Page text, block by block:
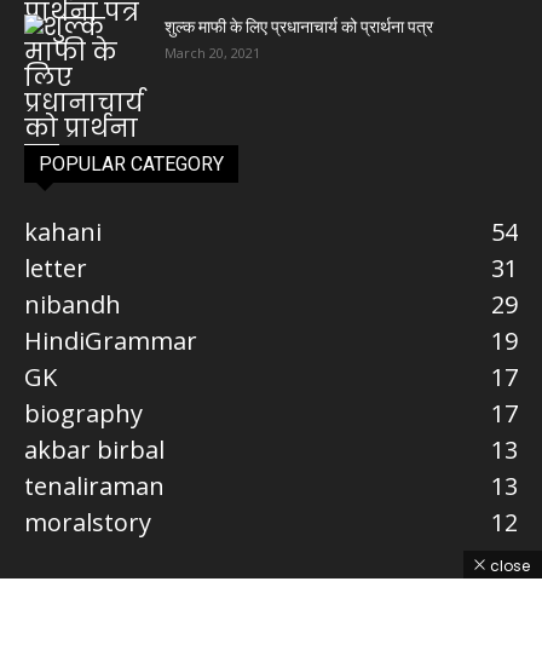
शुल्क माफी के लिए प्रधानाचार्य को प्रार्थना पत्र
March 20, 2021
POPULAR CATEGORY
kahani
54
letter
31
nibandh
29
HindiGrammar
19
GK
17
biography
17
akbar birbal
13
tenaliraman
13
moralstory
12
close